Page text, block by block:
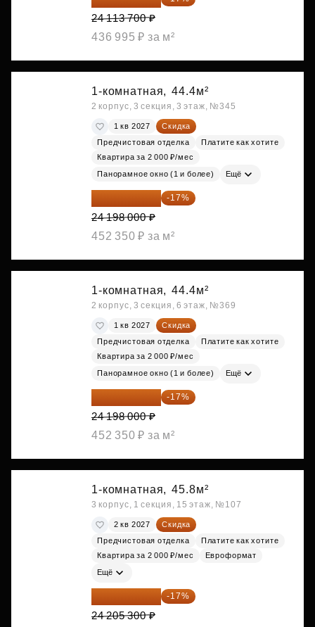
24 113 700 ₽
436 995 ₽ за м²
1-комнатная, 44.4м²
2 корпус, 3 секция, 3 этаж, №345
1 кв 2027
Скидка
Предчистовая отделка
Платите как хотите
Квартира за 2 000 ₽/мес
Панорамное окно (1 и более) Ещё
20 084 340 ₽ -17%
24 198 000 ₽
452 350 ₽ за м²
1-комнатная, 44.4м²
2 корпус, 3 секция, 6 этаж, №369
1 кв 2027
Скидка
Предчистовая отделка
Платите как хотите
Квартира за 2 000 ₽/мес
Панорамное окно (1 и более) Ещё
20 084 340 ₽ -17%
24 198 000 ₽
452 350 ₽ за м²
1-комнатная, 45.8м²
3 корпус, 1 секция, 15 этаж, №107
2 кв 2027
Скидка
Предчистовая отделка
Платите как хотите
Квартира за 2 000 ₽/мес
Евроформат
Ещё
20 090 399 ₽ -17%
24 205 300 ₽